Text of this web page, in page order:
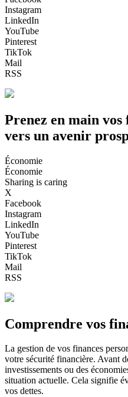
Instagram
LinkedIn
YouTube
Pinterest
TikTok
Mail
RSS
Prenez en main vos
vers un avenir
Économie
Économie
Sharing is caring
X
Facebook
Instagram
LinkedIn
YouTube
Pinterest
TikTok
Mail
RSS
Comprendre vos
La gestion de vos finances
votre sécurité financière. Avant
investissements ou des
situation actuelle. Cela signifie
vos dettes.